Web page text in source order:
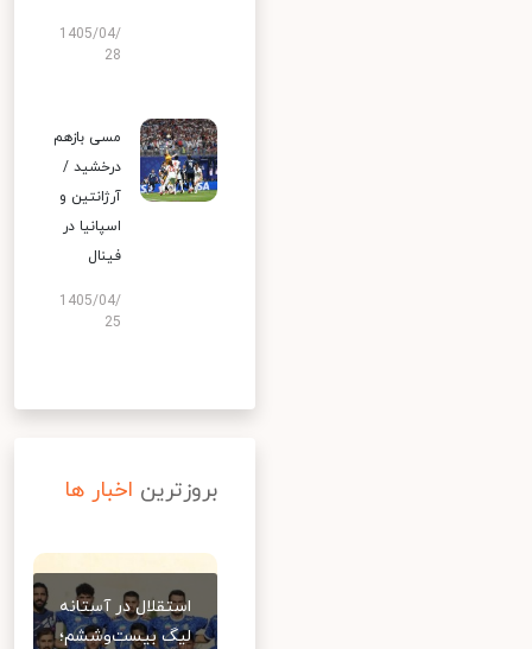
1405/04/
28
مسی بازهم
درخشید /
آرژانتین و
اسپانیا در
فینال
1405/04/
25
بروزترین اخبار ها
استقلال در آستانه
لیگ بیست‌وششم؛